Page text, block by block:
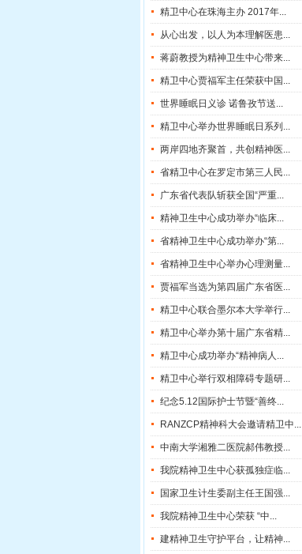
精卫中心在珠海主办 2017年...
从心出发，以人为本理解医患...
蒋蔚教授为精神卫生中心带来...
精卫中心贾福军主任荣获中国...
世界睡眠日义诊 诺鲁孜节送...
精卫中心举办世界睡眠日系列...
两岸四地齐聚首，共创精神医...
省精卫中心在罗定市第三人民...
广东省代表队斩获全国“严重...
精神卫生中心成功举办“临床...
省精神卫生中心成功举办“第...
省精神卫生中心举办心理测量...
贾福军当选为第四届广东省医...
精卫中心联合墨尔本大学举行...
精卫中心举办第十届广东省精...
精卫中心成功举办“精神病人...
精卫中心举行双相障碍专题研...
纪念5.12国际护士节暨“善终...
RANZCP精神科大会邀请精卫中...
中南大学湘雅二医院郝伟教授...
我院精神卫生中心获孤独症临...
国家卫生计生委副主任王国强...
我院精神卫生中心荣获 “中...
建精神卫生守护平台，让精神...